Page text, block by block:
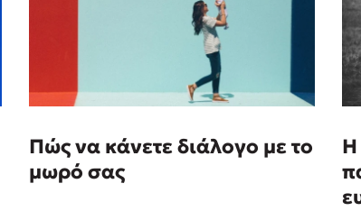
Πώς να κάνετε διάλογο με το
μωρό σας
Η